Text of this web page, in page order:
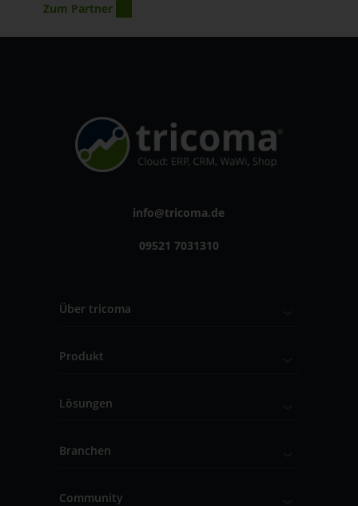
Zum Partner
info@tricoma.de
09521 7031310
Über tricoma
Produkt
Lösungen
Branchen
Community